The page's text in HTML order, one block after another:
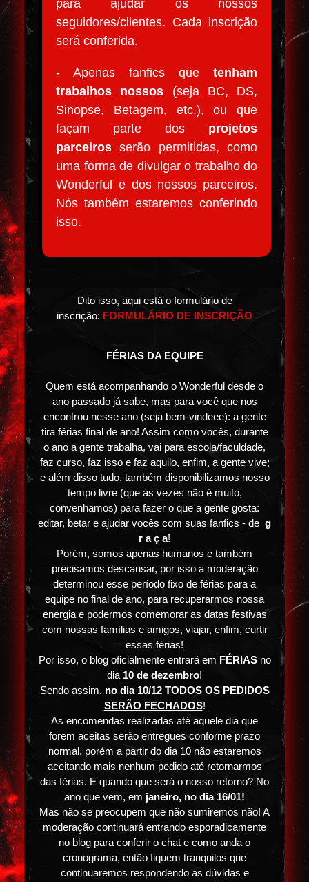
para ajudar os nossos
seguidores/clientes. Cada inscrição
será conferida.
- Apenas fanfics que tenham
trabalhos nossos (seja BC, DS,
Sinopse, Betagem, etc.), ou que
façam parte dos projetos
parceiros serão permitidas, como
uma forma de divulgar o trabalho do
Wonderful e dos nossos parceiros.
Nós também estaremos conferindo
isso.
Dito isso, aqui está o formulário de
inscrição: FORMULÁRIO DE INSCRIÇÃO
FÉRIAS DA EQUIPE
Quem está acompanhando o Wonderful desde o
ano passado já sabe, mas para você que nos
encontrou nesse ano (seja bem-vindeee): a gente
tira férias final de ano! Assim como vocês, durante
o ano a gente trabalha, vai para escola/faculdade,
faz curso, faz isso e faz aquilo, enfim, a gente vive;
e além disso tudo, também disponibilizamos nosso
tempo livre (que às vezes não é muito,
convenhamos) para fazer o que a gente gosta:
editar, betar e ajudar vocês com suas fanfics - de g
r a ç a!
Porém, somos apenas humanos e também
precisamos descansar, por isso a moderação
determinou esse período fixo de férias para a
equipe no final de ano, para recuperarmos nossa
energia e podermos comemorar as datas festivas
com nossas famílias e amigos, viajar, enfim, curtir
essas férias!
Por isso, o blog oficialmente entrará em FÉRIAS no
dia 10 de dezembro!
Sendo assim, no dia 10/12 TODOS OS PEDIDOS
SERÃO FECHADOS!
As encomendas realizadas até aquele dia que
forem aceitas serão entregues conforme prazo
normal, porém a partir do dia 10 não estaremos
aceitando mais nenhum pedido até retornarmos
das férias. E quando que será o nosso retorno? No
ano que vem, em janeiro, no dia 16/01!
Mas não se preocupem que não sumiremos não! A
moderação continuará entrando esporadicamente
no blog para conferir o chat e como anda o
cronograma, então fiquem tranquilos que
continuaremos respondendo as dúvidas e